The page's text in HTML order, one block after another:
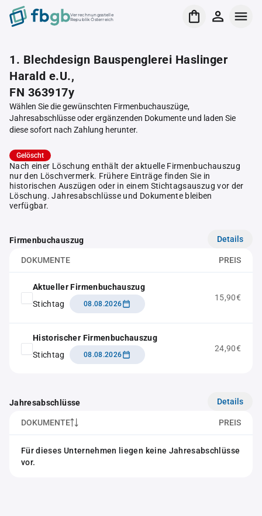
Verrechnungsstelle
Republik Österreich
1. Blechdesign Bauspenglerei Haslinger
Harald e.U.,
FN 363917y
Wählen Sie die gewünschten Firmenbuchauszüge,
Jahresabschlüsse oder ergänzenden Dokumente und laden Sie
diese sofort nach Zahlung herunter.
Gelöscht
Nach einer Löschung enthält der aktuelle Firmenbuchauszug
nur den Löschvermerk. Frühere Einträge finden Sie in
historischen Auszügen oder in einem Stichtagsauszug vor der
Löschung. Jahresabschlüsse und Dokumente bleiben
verfügbar.
Firmenbuchauszug Details
DOKUMENTE PREIS
Aktueller Firmenbuchauszug
Stichtag
08.08.2026
15,90€
Historischer Firmenbuchauszug
Stichtag
08.08.2026
24,90€
Jahresabschlüsse Details
DOKUMENTE PREIS
Für dieses Unternehmen liegen keine Jahresabschlüsse
vor.